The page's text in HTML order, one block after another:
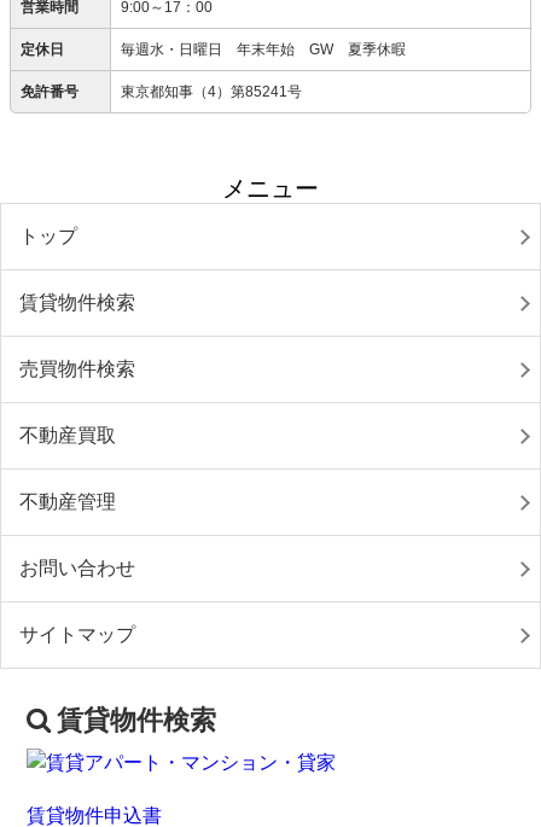
営業時間 9:00～17：00
定休日 毎週水・日曜日 年末年始 GW 夏季休暇
免許番号 東京都知事（4）第85241号
メニュー
トップ
賃貸物件検索
売買物件検索
不動産買取
不動産管理
お問い合わせ
サイトマップ
賃貸物件検索
賃貸物件申込書